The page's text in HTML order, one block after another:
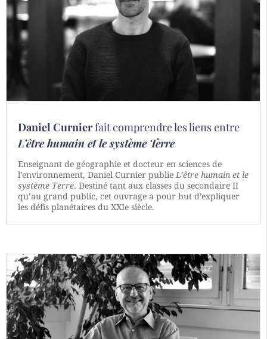
Daniel Curnierfait comprendre les liens entre
L’être humain et le système Terre
Enseignant de géographie et docteur en sciences de
l’environnement, Daniel Curnier publie L’être humain et le
système Terre. Destiné tant aux classes du secondaire II
qu’au grand public, cet ouvrage a pour but d’expliquer
les défis planétaires du XXIe siècle.